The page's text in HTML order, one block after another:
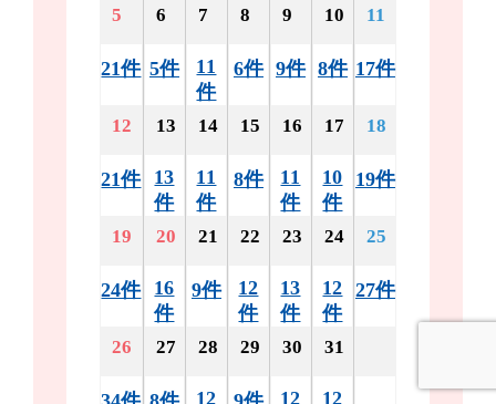
5
21件
6
5件
7
11
件
8
6件
9
9件
10
8件
11
17件
12
21件
13
13
件
14
11
件
15
8件
16
11
件
17
10
件
18
19件
19
24件
20
16
件
21
9件
22
12
件
23
13
件
24
12
件
25
27件
26 27 28
12
29 30
12
31
12